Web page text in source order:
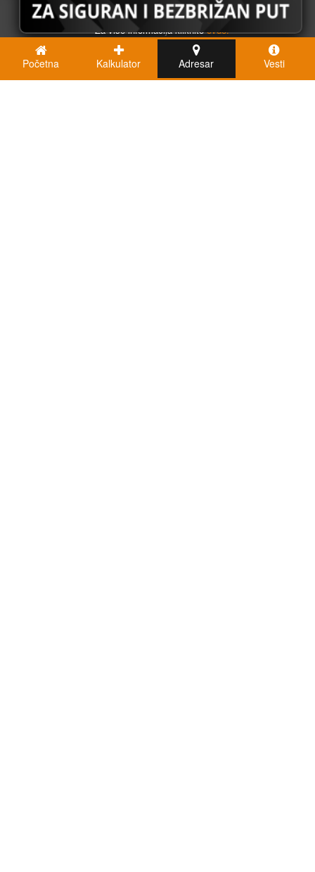
U redu
Za više informacija klikniteovde.
Početna Kalkulator Adresar Vesti